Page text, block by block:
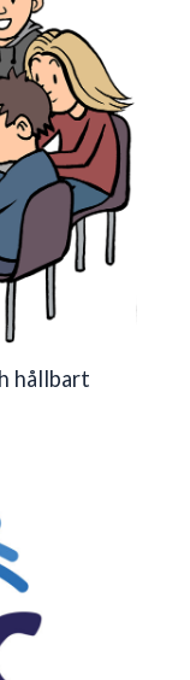
hållbart